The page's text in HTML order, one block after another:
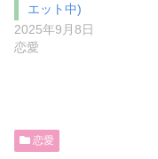
エット中)
2025年9月8日
恋愛
恋愛